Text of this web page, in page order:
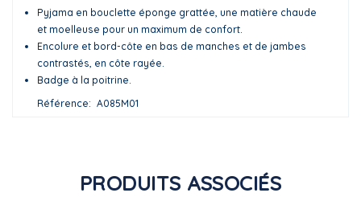
Pyjama en bouclette éponge grattée, une matière chaude
et moelleuse pour un maximum de confort.
Encolure et bord-côte en bas de manches et de jambes
contrastés, en côte rayée.
Badge à la poitrine.
Référence
A085M01
PRODUITS ASSOCIÉS